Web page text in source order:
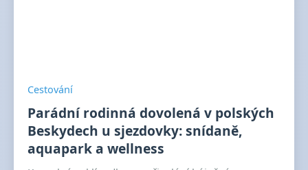
Cestování
Parádní rodinná dovolená v polských
Beskydech u sjezdovky: snídaně,
aquapark a wellness